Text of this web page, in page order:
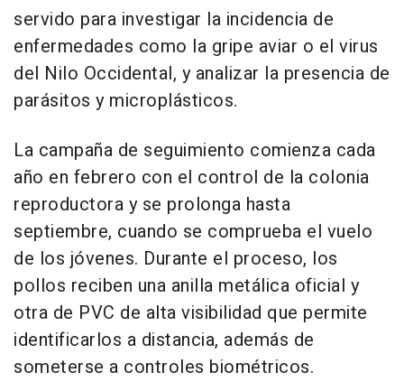
servido para investigar la incidencia de
enfermedades como la gripe aviar o el virus
del Nilo Occidental, y analizar la presencia de
parásitos y microplásticos.
La campaña de seguimiento comienza cada
año en febrero con el control de la colonia
reproductora y se prolonga hasta
septiembre, cuando se comprueba el vuelo
de los jóvenes. Durante el proceso, los
pollos reciben una anilla metálica oficial y
otra de PVC de alta visibilidad que permite
identificarlos a distancia, además de
someterse a controles biométricos.